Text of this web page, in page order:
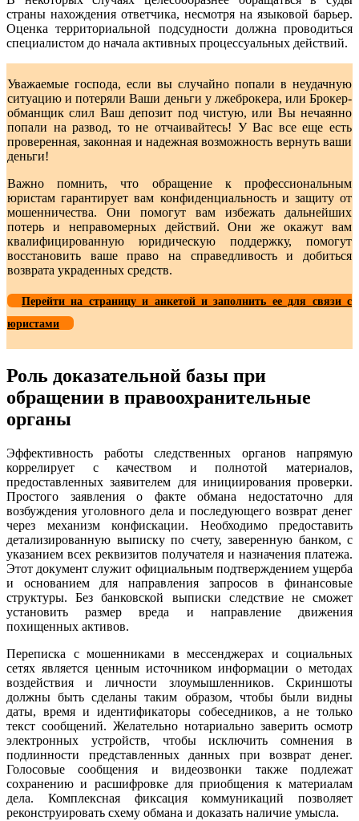
страны нахождения ответчика, несмотря на языковой барьер.
Оценка территориальной подсудности должна проводиться
специалистом до начала активных процессуальных действий.
Уважаемые господа, если вы случайно попали в неудачную
ситуацию и потеряли Ваши деньги у лжеброкера, или Брокер-
обманщик слил Ваш депозит под чистую, или Вы нечаянно
попали на развод, то не отчаивайтесь! У Вас все еще есть
проверенная, законная и надежная возможность вернуть ваши
деньги!
Важно помнить, что обращение к профессиональным
юристам гарантирует вам конфиденциальность и защиту от
мошенничества. Они помогут вам избежать дальнейших
потерь и неправомерных действий. Они же окажут вам
квалифицированную юридическую поддержку, помогут
восстановить ваше право на справедливость и добиться
возврата украденных средств.
Перейти на страницу и анкетой и заполнить ее для связи с
юристами
Роль доказательной базы при
обращении в правоохранительные
органы
Эффективность работы следственных органов напрямую
коррелирует с качеством и полнотой материалов,
предоставленных заявителем для инициирования проверки.
Простого заявления о факте обмана недостаточно для
возбуждения уголовного дела и последующего возврат денег
через механизм конфискации. Необходимо предоставить
детализированную выписку по счету, заверенную банком, с
указанием всех реквизитов получателя и назначения платежа.
Этот документ служит официальным подтверждением ущерба
и основанием для направления запросов в финансовые
структуры. Без банковской выписки следствие не сможет
установить размер вреда и направление движения
похищенных активов.
Переписка с мошенниками в мессенджерах и социальных
сетях является ценным источником информации о методах
воздействия и личности злоумышленников. Скриншоты
должны быть сделаны таким образом, чтобы были видны
даты, время и идентификаторы собеседников, а не только
текст сообщений. Желательно нотариально заверить осмотр
электронных устройств, чтобы исключить сомнения в
подлинности представленных данных при возврат денег.
Голосовые сообщения и видеозвонки также подлежат
сохранению и расшифровке для приобщения к материалам
дела. Комплексная фиксация коммуникаций позволяет
реконструировать схему обмана и доказать наличие умысла.